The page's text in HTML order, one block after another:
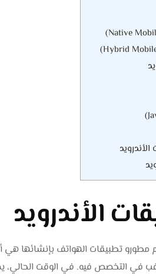
الأندرويد
مطورو تطبيقات الهواتف بإنشائها
في التخصص فيه. في الوقت الحالي،